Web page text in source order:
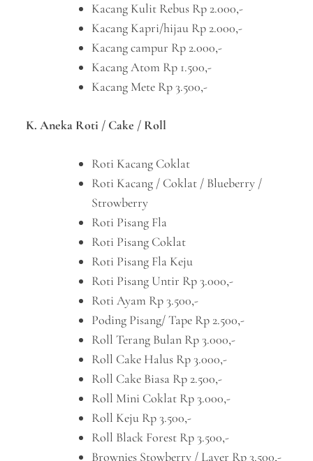
Kacang Kulit Rebus Rp 2.000,-
Kacang Kapri/hijau Rp 2.000,-
Kacang campur Rp 2.000,-
Kacang Atom Rp 1.500,-
Kacang Mete Rp 3.500,-
K. Aneka Roti / Cake / Roll
Roti Kacang Coklat
Roti Kacang / Coklat / Blueberry /
Strowberry
Roti Pisang Fla
Roti Pisang Coklat
Roti Pisang Fla Keju
Roti Pisang Untir Rp 3.000,-
Roti Ayam Rp 3.500,-
Poding Pisang/ Tape Rp 2.500,-
Roll Terang Bulan Rp 3.000,-
Roll Cake Halus Rp 3.000,-
Roll Cake Biasa Rp 2.500,-
Roll Mini Coklat Rp 3.000,-
Roll Keju Rp 3.500,-
Roll Black Forest Rp 3.500,-
Brownies Stowberry / Layer Rp 3.500,-